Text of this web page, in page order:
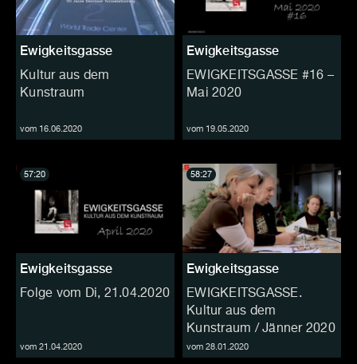
Ewigkeitsgasse
Kultur aus dem
Kunstraum
vom 16.06.2020
Ewigkeitsgasse
EWIGKEITSGASSE #16 –
Mai 2020
vom 19.05.2020
Ewigkeitsgasse
Folge vom Di, 21.04.2020
vom 21.04.2020
57:20
Ewigkeitsgasse
EWIGKEITSGASSE.
Kultur aus dem
Kunstraum / Jänner 2020
vom 28.01.2020
58:27